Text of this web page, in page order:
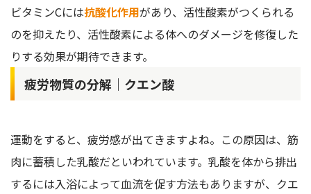
ビタミンCには抗酸化作用があり、活性酸素がつくられる
のを抑えたり、活性酸素による体へのダメージを修復した
りする効果が期待できます。
疲労物質の分解｜クエン酸
運動をすると、疲労感が出てきますよね。この原因は、筋
肉に蓄積した乳酸だといわれています。乳酸を体から排出
するには入浴によって血流を促す方法もありますが、クエ